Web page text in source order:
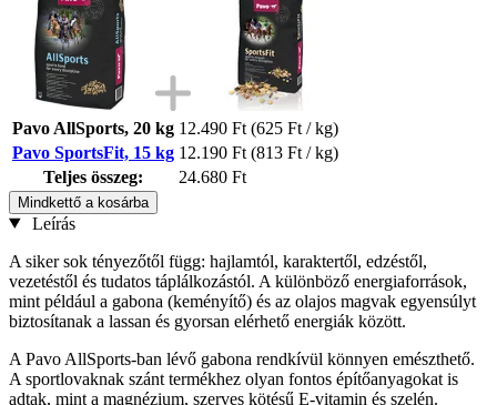
Pavo AllSports, 20 kg 12.490 Ft (625 Ft / kg)
Pavo SportsFit, 15 kg 12.190 Ft (813 Ft / kg)
Teljes összeg:
24.680 Ft
Mindkettő a kosárba
Leírás
A siker sok tényezőtől függ: hajlamtól, karaktertől, edzéstől,
vezetéstől és tudatos táplálkozástól. A különböző energiaforrások,
mint például a gabona (keményítő) és az olajos magvak egyensúlyt
biztosítanak a lassan és gyorsan elérhető energiák között.
A Pavo AllSports-ban lévő gabona rendkívül könnyen emészthető.
A sportlovaknak szánt termékhez olyan fontos építőanyagokat is
adtak, mint a magnézium, szerves kötésű E-vitamin és szelén.